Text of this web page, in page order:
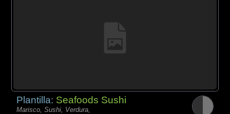
Plantilla: Seafoods Sushi
Marisco, Sushi, Verdura,